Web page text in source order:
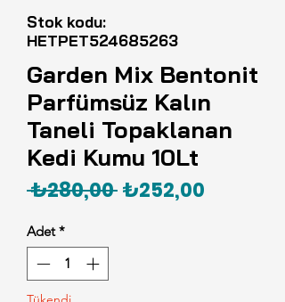
Stok kodu:
HETPET524685263
Garden Mix Bentonit
Parfümsüz Kalın
Taneli Topaklanan
Kedi Kumu 10Lt
₺280,00 Normal
₺252,00
Adet *